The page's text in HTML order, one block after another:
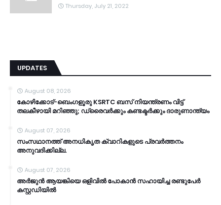
Thursday, July 21, 2022
UPDATES
August 08, 2026
കോഴിക്കോട്-ബെംഗളൂരു KSRTC ബസ് നിയന്ത്രണം വിട്ട്
തലകീഴായി മറിഞ്ഞു; ഡ്രൈവർക്കും കണ്ടക്ടർക്കും ദാരുണാന്ത്യം
August 07, 2026
സംസഥാനത്ത് അനധികൃത ക്വാറികളുടെ പ്രവര്‍ത്തനം
അനുവദിക്കില്ല.
August 07, 2026
അര്‍ജുന്‍ ആയങ്കിയെ ഒളിവില്‍ പോകാന്‍ സഹായിച്ച രണ്ടുപേര്‍
കസ്റ്റഡിയിൽ